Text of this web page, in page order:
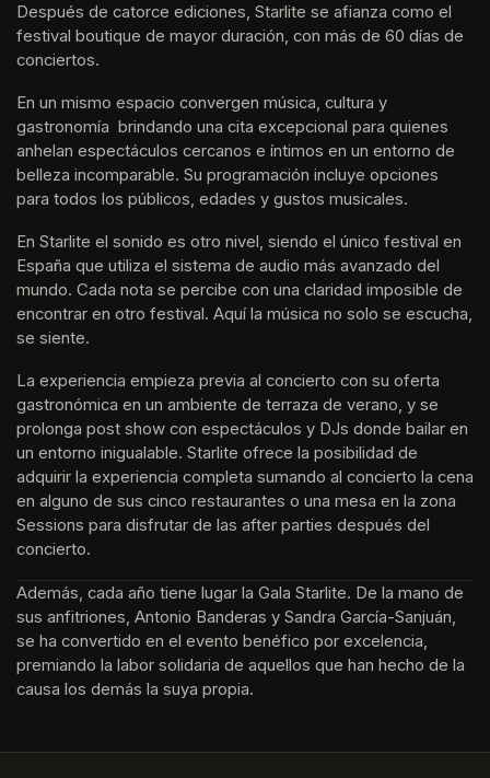
Después de catorce ediciones, Starlite se afianza como el
festival boutique de mayor duración, con más de 60 días de
conciertos.
En un mismo espacio convergen música, cultura y
gastronomía  brindando una cita excepcional para quienes
anhelan espectáculos cercanos e íntimos en un entorno de
belleza incomparable. Su programación incluye opciones
para todos los públicos, edades y gustos musicales.
En Starlite el sonido es otro nivel, siendo el único festival en
España que utiliza el sistema de audio más avanzado del
mundo. Cada nota se percibe con una claridad imposible de
encontrar en otro festival. Aquí la música no solo se escucha,
se siente.
La experiencia empieza previa al concierto con su oferta
gastronómica en un ambiente de terraza de verano, y se
prolonga post show con espectáculos y DJs donde bailar en
un entorno inigualable. Starlite ofrece la posibilidad de
adquirir la experiencia completa sumando al concierto la cena
en alguno de sus cinco restaurantes o una mesa en la zona
Sessions para disfrutar de las after parties después del
concierto.
Además, cada año tiene lugar la Gala Starlite. De la mano de
sus anfitriones, Antonio Banderas y Sandra García-Sanjuán,
se ha convertido en el evento benéfico por excelencia,
premiando la labor solidaria de aquellos que han hecho de la
causa los demás la suya propia.